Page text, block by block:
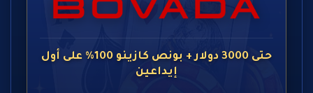
حتى 3000 دولار + بونص كازينو 100% على أول
إيداعين